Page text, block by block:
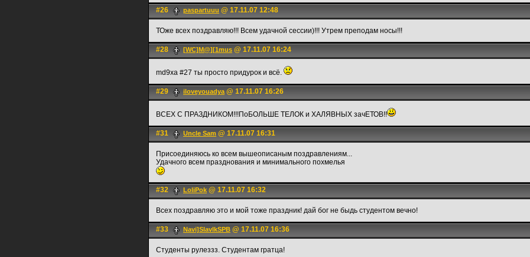
#26 paspartuuu @ 17.11.07 12:48
ТОже всех поздравляю!!! Всем удачной сессии)!!! Утрем преподам носы!!!
#28 [WC]M@][1mus @ 17.11.07 16:24
md9xa #27 ты просто придурок и всё.
#29 iloveyouadya@ 17.11.07 16:26
ВСЕХ С ПРАЗДНИКОМ!!!ПоБОЛЬШЕ ТЕЛОК и ХАЛЯВНЫХ зачЕТОВ!!
#31 Uncle Sam @ 17.11.07 16:31
Присоединяюсь ко всем вышеописаным поздравлениям...
Удачного всем празднования и минимального похмелья
#32 LoliPok @ 17.11.07 16:32
Всех поздравляю это и мой тоже праздник! дай бог не быдь студентом вечно!
#33 Navi]SlavlkSPB @ 17.11.07 16:36
Студенты рулеззз. Студентам гратца!